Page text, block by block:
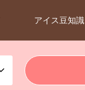
アイス豆知識